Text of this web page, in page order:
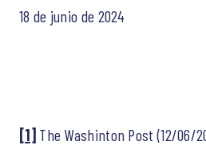
18 de junio de 2024
[1] The Washinton Post (12/06/